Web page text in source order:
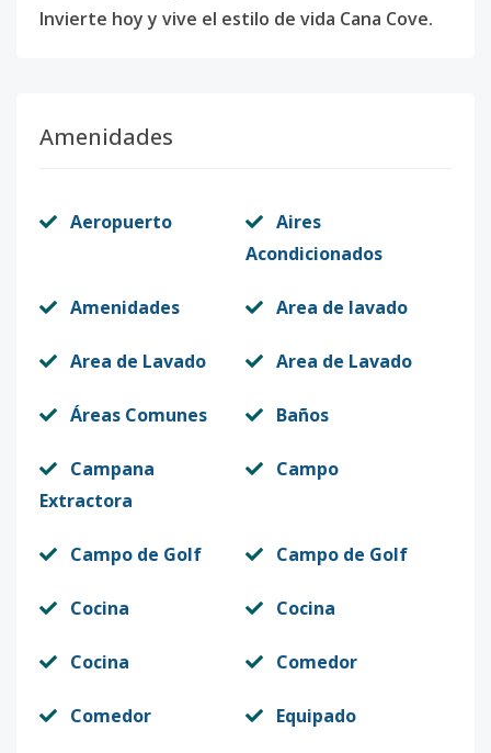
Invierte hoy y vive el estilo de vida Cana Cove.
Amenidades
Aeropuerto
Aires
Acondicionados
Amenidades Area de lavado
Area de Lavado Area de Lavado
Áreas Comunes Baños
Campana
Extractora
Campo
Campo de Golf Campo de Golf
Cocina Cocina
Cocina Comedor
Comedor Equipado